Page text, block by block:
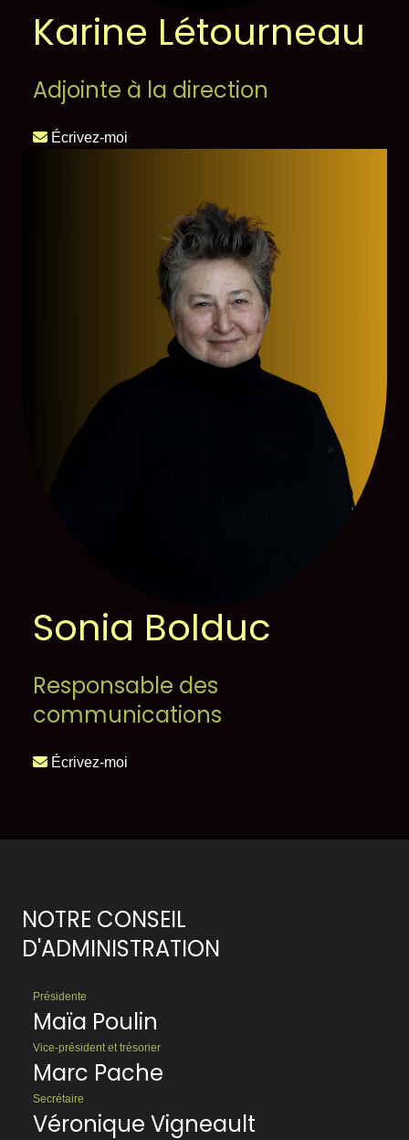
Karine Létourneau
Adjointe à la direction
Écrivez-moi
Sonia Bolduc
Responsable des
communications
Écrivez-moi
NOTRE CONSEIL
D'ADMINISTRATION
Présidente
Maïa Poulin
Vice-président et trésorier
Marc Pache
Secrétaire
Véronique Vigneault